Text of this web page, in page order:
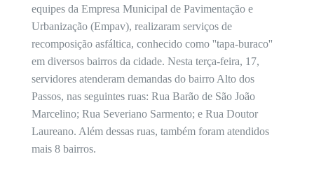
equipes da Empresa Municipal de Pavimentação e
Urbanização (Empav), realizaram serviços de
recomposição asfáltica, conhecido como ''tapa-buraco''
em diversos bairros da cidade. Nesta terça-feira, 17,
servidores atenderam demandas do bairro Alto dos
Passos, nas seguintes ruas: Rua Barão de São João
Marcelino; Rua Severiano Sarmento; e Rua Doutor
Laureano. Além dessas ruas, também foram atendidos
mais 8 bairros.